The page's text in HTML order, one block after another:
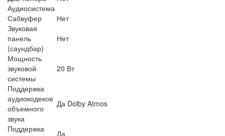
Аудиосистема
Сабвуфер
Нет
Звуковая
панель
(саундбар)
Нет
Мощность
звуковой
системы
20 Вт
Поддержка
аудиокодеков
объемного
звука
Да Dolby Atmos
Поддержка
Да